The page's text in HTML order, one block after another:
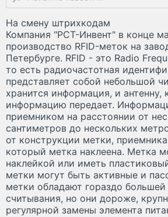
На смену штрихкодам
Компания "РСТ-Инвент" в конце
производство RFID-меток на
Петербурге. RFID - это Radio
то есть радиочастотная
представляет собой небольшой
хранится информация, и антенну,
информацию передает.
приемником на расстоянии от
сантиметров до нескольких
от конструкции метки,
который метка наклеена. Метка
наклейкой или иметь
метки могут быть активные и
метки обладают гораздо
считывания, но они дороже,
регулярной замены элемента